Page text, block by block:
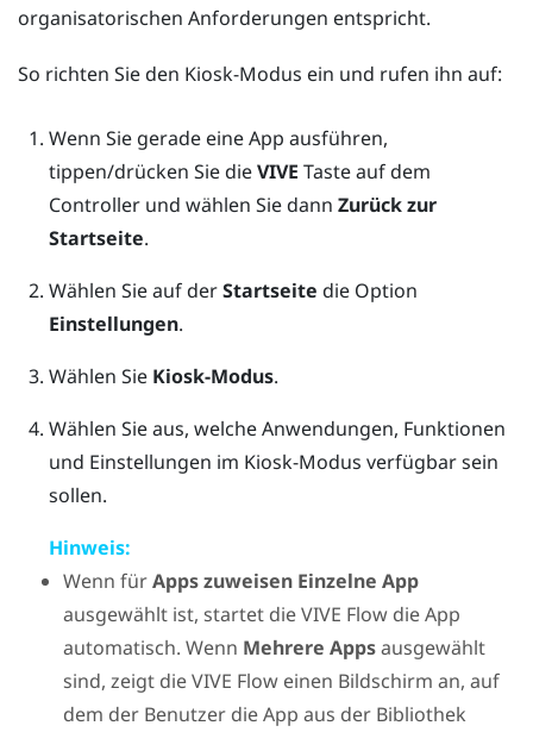
organisatorischen Anforderungen entspricht.
So richten Sie den Kiosk-Modus ein und rufen ihn auf:
Wenn Sie gerade eine App ausführen,
tippen/drücken Sie dieVIVE Taste auf dem
Controller und wählen Sie dann Zurück zur
Startseite.
Wählen Sie auf derStartseite die Option
Einstellungen.
Wählen Sie Kiosk-Modus.
Wählen Sie aus, welche Anwendungen, Funktionen
und Einstellungen im Kiosk-Modus verfügbar sein
sollen.
Hinweis:
Wenn fürApps zuweisen Einzelne App
ausgewählt ist, startet dieVIVE Flow die App
automatisch. Wenn Mehrere Appsausgewählt
sind, zeigt dieVIVE Flow einen Bildschirm an, auf
dem der Benutzer die App aus der Bibliothek